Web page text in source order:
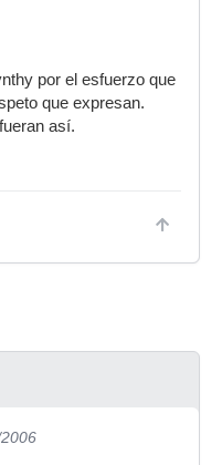
por el esfuerzo que
que expresan.
así.